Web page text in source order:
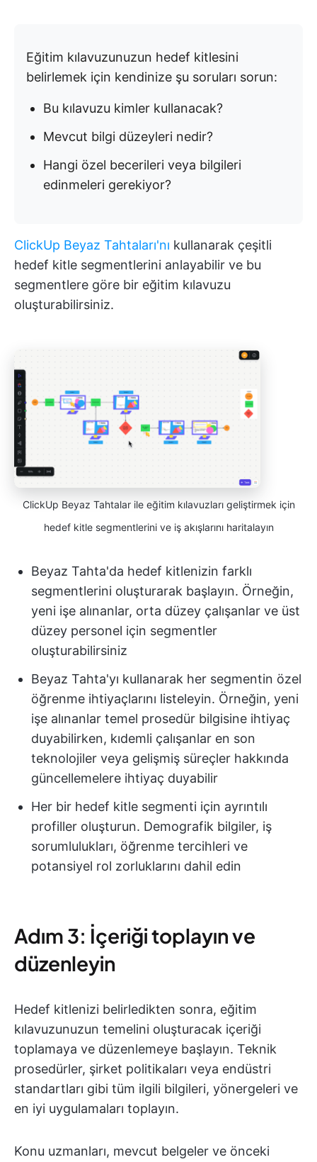
Eğitim kılavuzunuzun hedef kitlesini
belirlemek için kendinize şu soruları sorun:
Bu kılavuzu kimler kullanacak?
Mevcut bilgi düzeyleri nedir?
Hangi özel becerileri veya bilgileri
edinmeleri gerekiyor?
ClickUp Beyaz Tahtaları'nı kullanarak çeşitli
hedef kitle segmentlerini anlayabilir ve bu
segmentlere göre bir eğitim kılavuzu
oluşturabilirsiniz.
ClickUp Beyaz Tahtalar ile eğitim kılavuzları geliştirmek için
hedef kitle segmentlerini ve iş akışlarını haritalayın
Beyaz Tahta'da hedef kitlenizin farklı
segmentlerini oluşturarak başlayın. Örneğin,
yeni işe alınanlar, orta düzey çalışanlar ve üst
düzey personel için segmentler
oluşturabilirsiniz
Beyaz Tahta'yı kullanarak her segmentin özel
öğrenme ihtiyaçlarını listeleyin. Örneğin, yeni
işe alınanlar temel prosedür bilgisine ihtiyaç
duyabilirken, kıdemli çalışanlar en son
teknolojiler veya gelişmiş süreçler hakkında
güncellemelere ihtiyaç duyabilir
Her bir hedef kitle segmenti için ayrıntılı
profiller oluşturun. Demografik bilgiler, iş
sorumlulukları, öğrenme tercihleri ve
potansiyel rol zorluklarını dahil edin
Adım 3: İçeriği toplayın ve
düzenleyin
Hedef kitlenizi belirledikten sonra, eğitim
kılavuzunuzun temelini oluşturacak içeriği
toplamaya ve düzenlemeye başlayın. Teknik
prosedürler, şirket politikaları veya endüstri
standartları gibi tüm ilgili bilgileri, yönergeleri ve
en iyi uygulamaları toplayın.
Konu uzmanları, mevcut belgeler ve önceki